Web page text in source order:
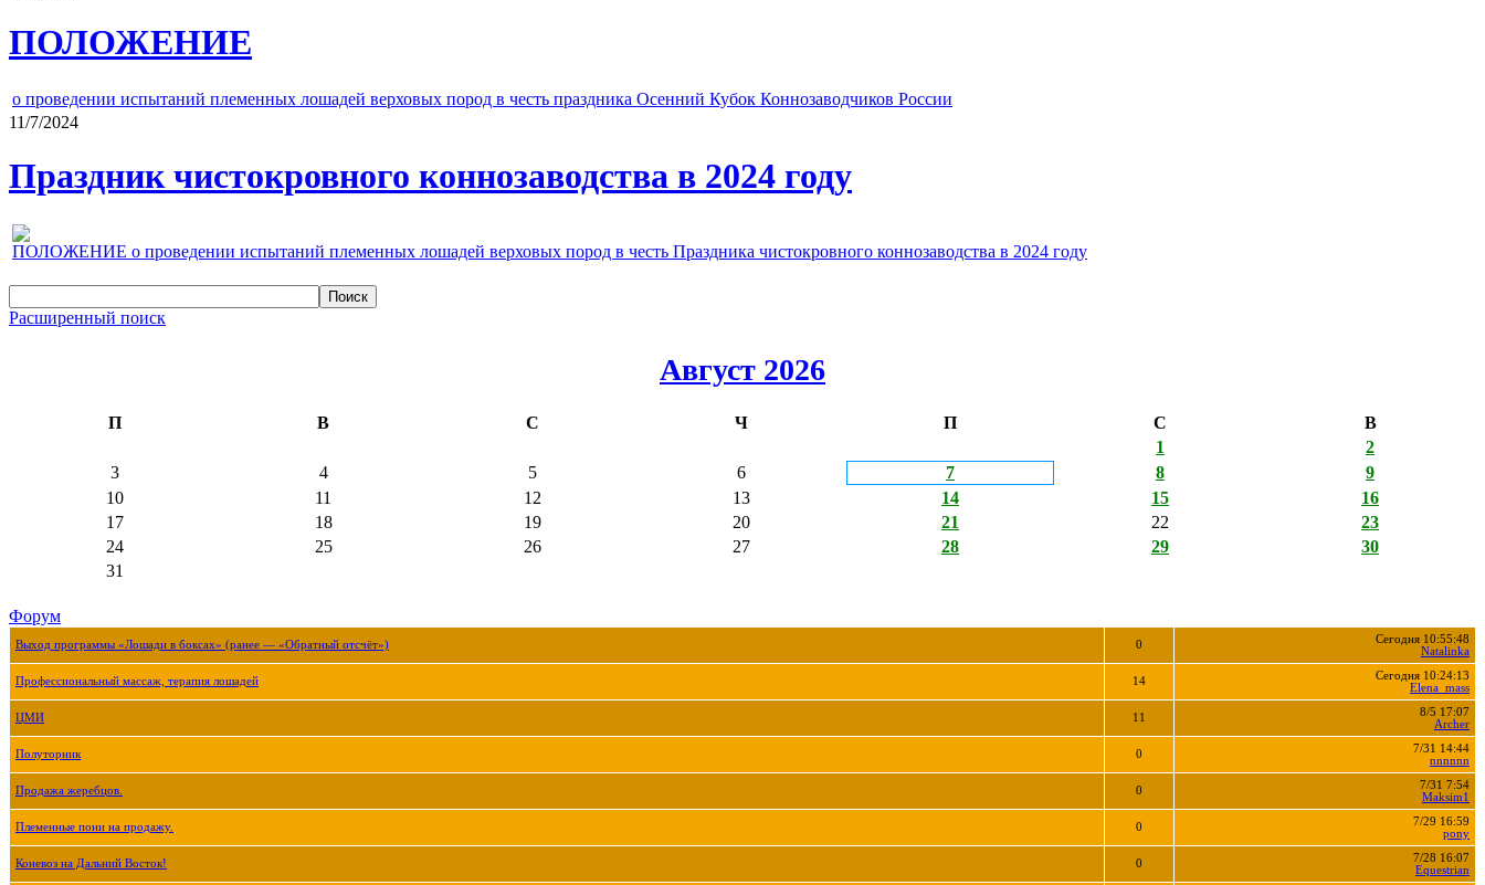
ПОЛОЖЕНИЕ
о проведении испытаний племенных лошадей верховых пород в честь праздника Осенний Кубок Коннозаводчиков России
11/7/2024
Праздник чистокровного коннозаводства в 2024 году
ПОЛОЖЕНИЕ о проведении испытаний племенных лошадей верховых пород в честь Праздника чистокровного коннозаводства в 2024 году
Расширенный поиск
Август 2026
П В С Ч П С
В
1
2
3
4 5 6 7 8
9
10
11 12 13 14 15
16
17
18 19 20 21 22
23
24
25 26 27 28 29
30
31
Форум
Выход программы «Лошади в боксах» (ранее — «Обратный отсчёт») 0
Сегодня 10:55:48
Natalinka
Профессиональный массаж, терапия лошадей 14
Сегодня 10:24:13
Elena_mass
ЦМИ 11
8/5 17:07
Archer
Полуторник 0
7/31 14:44
nnnnnn
Продажа жеребцов. 0
7/31 7:54
Maksim1
Племенные пони на продажу. 0
7/29 16:59
pony
Коневоз на Дальний Восток! 0
7/28 16:07
Equestrian